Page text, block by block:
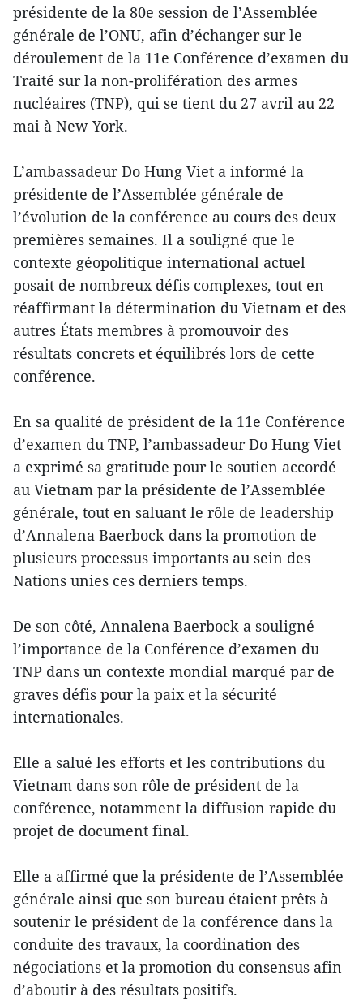
présidente de la 80e session de l’Assemblée
générale de l’ONU, afin d’échanger sur le
déroulement de la 11e Conférence d’examen du
Traité sur la non-prolifération des armes
nucléaires (TNP), qui se tient du 27 avril au 22
mai à New York.
L’ambassadeur Do Hung Viet a informé la
présidente de l’Assemblée générale de
l’évolution de la conférence au cours des deux
premières semaines. Il a souligné que le
contexte géopolitique international actuel
posait de nombreux défis complexes, tout en
réaffirmant la détermination du Vietnam et des
autres États membres à promouvoir des
résultats concrets et équilibrés lors de cette
conférence.
En sa qualité de président de la 11e Conférence
d’examen du TNP, l’ambassadeur Do Hung Viet
a exprimé sa gratitude pour le soutien accordé
au Vietnam par la présidente de l’Assemblée
générale, tout en saluant le rôle de leadership
d’Annalena Baerbock dans la promotion de
plusieurs processus importants au sein des
Nations unies ces derniers temps.
De son côté, Annalena Baerbock a souligné
l’importance de la Conférence d’examen du
TNP dans un contexte mondial marqué par de
graves défis pour la paix et la sécurité
internationales.
Elle a salué les efforts et les contributions du
Vietnam dans son rôle de président de la
conférence, notamment la diffusion rapide du
projet de document final.
Elle a affirmé que la présidente de l’Assemblée
générale ainsi que son bureau étaient prêts à
soutenir le président de la conférence dans la
conduite des travaux, la coordination des
négociations et la promotion du consensus afin
d’aboutir à des résultats positifs.